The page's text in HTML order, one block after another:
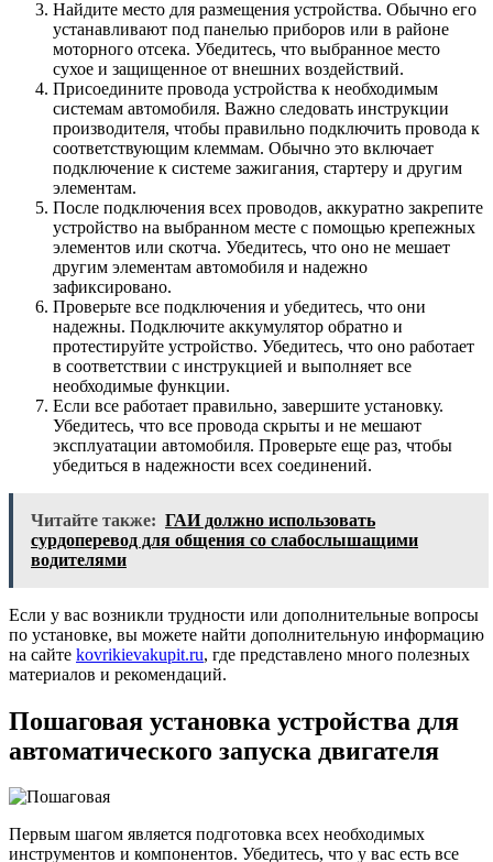
Найдите место для размещения устройства. Обычно его
устанавливают под панелью приборов или в районе
моторного отсека. Убедитесь, что выбранное место
сухое и защищенное от внешних воздействий.
Присоедините провода устройства к необходимым
системам автомобиля. Важно следовать инструкции
производителя, чтобы правильно подключить провода к
соответствующим клеммам. Обычно это включает
подключение к системе зажигания, стартеру и другим
элементам.
После подключения всех проводов, аккуратно закрепите
устройство на выбранном месте с помощью крепежных
элементов или скотча. Убедитесь, что оно не мешает
другим элементам автомобиля и надежно
зафиксировано.
Проверьте все подключения и убедитесь, что они
надежны. Подключите аккумулятор обратно и
протестируйте устройство. Убедитесь, что оно работает
в соответствии с инструкцией и выполняет все
необходимые функции.
Если все работает правильно, завершите установку.
Убедитесь, что все провода скрыты и не мешают
эксплуатации автомобиля. Проверьте еще раз, чтобы
убедиться в надежности всех соединений.
Читайте также: ГАИ должно использовать
сурдоперевод для общения со слабослышащими
водителями
Если у вас возникли трудности или дополнительные вопросы
по установке, вы можете найти дополнительную информацию
на сайте kovrikievakupit.ru, где представлено много полезных
материалов и рекомендаций.
Пошаговая установка устройства для
автоматического запуска двигателя
Первым шагом является подготовка всех необходимых
инструментов и компонентов. Убедитесь, что у вас есть все